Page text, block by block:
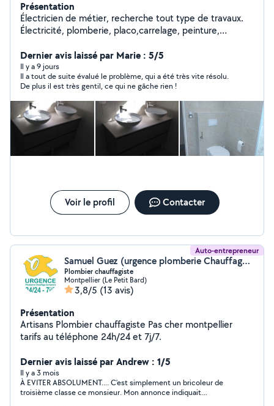
Présentation
Électricien de métier, recherche tout type de travaux.
Électricité, plomberie, placo,carrelage, peinture,
personne motivée, soignée et méticuleuse. J effectue
les travaux comme si c'était pour moi.
Dernier avis laissé par Marie : 5/5
Il y a 9 jours
Il a tout de suite évalué le problème, qui a été très vite résolu.
De plus il est très gentil, ce qui ne gâche rien !
Voir le profil Contacter
Auto-entrepreneur
Samuel Guez (urgence plomberie Chauffage Montpellier)
Plombier chauffagiste
Montpellier (Le Petit Bard)
3,8/5 (13 avis)
Présentation
Artisans Plombier chauffagiste Pas cher montpellier
tarifs au téléphone 24h/24 et 7j/7.
Dernier avis laissé par Andrew : 1/5
Il y a 3 mois
À EVITER ABSOLUMENT.... C’est simplement un bricoleur de
troisième classe ce monsieur. Mon annonce indiquait